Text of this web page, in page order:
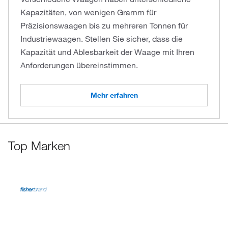
Kapazitäten, von wenigen Gramm für
Präzisionswaagen bis zu mehreren Tonnen für
Industriewaagen. Stellen Sie sicher, dass die
Kapazität und Ablesbarkeit der Waage mit Ihren
Anforderungen übereinstimmen.
Mehr erfahren
Top Marken